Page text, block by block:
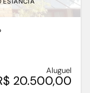
Aluguel
20.500,00